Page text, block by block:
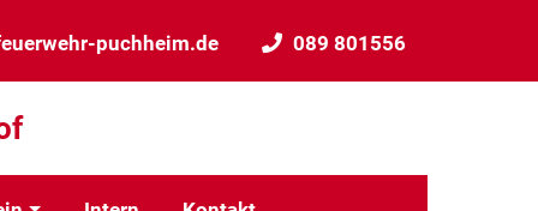
puchheim.de 089 801556